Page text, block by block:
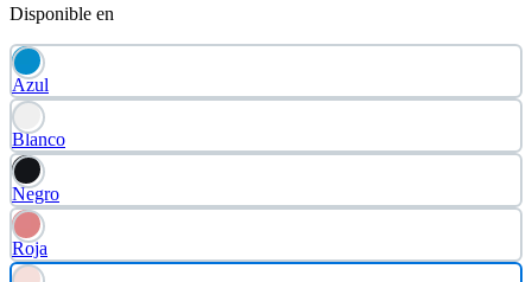
Disponible en
Azul
Blanco
Negro
Roja